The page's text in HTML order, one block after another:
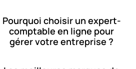
Pourquoi choisir un expert-
comptable en ligne pour
gérer votre entreprise ?